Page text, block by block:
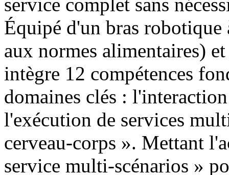
Équipé d'un bras
aux normes alimentaires)
intègre 12 compétences
domaines clés :
l'exécution de services
cerveau-corps ». Mettant
service multi-scénarios »